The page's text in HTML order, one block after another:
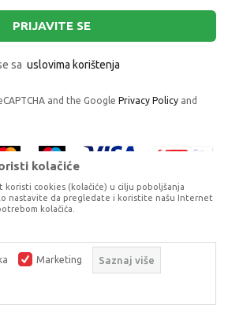
PRIJAVITE SE
sa uslovima korištenja
and the Google Privacy Policy and
da opišemo što je preciznije moguće, ali ne
svi podaci i fotografije, navedeni u okrviru
i bez grešaka. Svi artikli prikazani na
ali ne podrazumijeva da su dostupni u svakom
kolačiće
koristi cookies (kolačiće) u cilju poboljšanja
nastavite da pregledate i koristite našu Internet
kolačića.
Marketing Saznaj više